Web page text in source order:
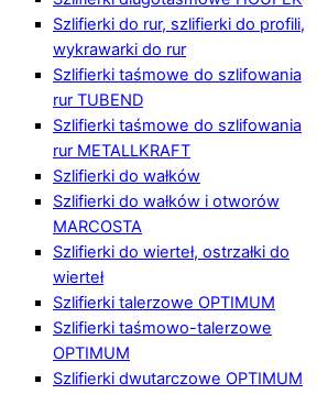
Szlifierki do rur, szlifierki do profili,
wykrawarki do rur
Szlifierki taśmowe do szlifowania
rur TUBEND
Szlifierki taśmowe do szlifowania
rur METALLKRAFT
Szlifierki do wałków
Szlifierki do wałków i otworów
MARCOSTA
Szlifierki do wierteł, ostrzałki do
wierteł
Szlifierki talerzowe OPTIMUM
Szlifierki taśmowo-talerzowe
OPTIMUM
Szlifierki dwutarczowe OPTIMUM